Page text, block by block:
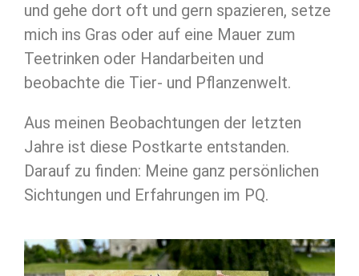
und gehe dort oft und gern spazieren, setze
mich ins Gras oder auf eine Mauer zum
Teetrinken oder Handarbeiten und
beobachte die Tier- und Pflanzenwelt.
Aus meinen Beobachtungen der letzten
Jahre ist diese Postkarte entstanden.
Darauf zu finden: Meine ganz persönlichen
Sichtungen und Erfahrungen im PQ.